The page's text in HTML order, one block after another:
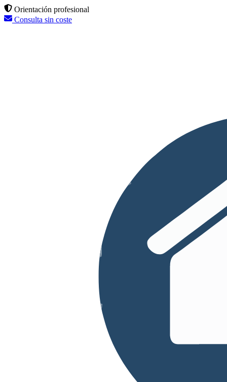
Orientación profesional
Consulta sin coste